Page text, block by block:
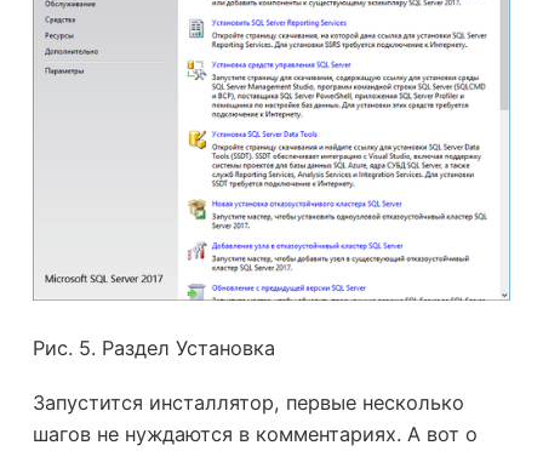
Рис. 5. Раздел Установка
Запустится инсталлятор, первые несколько
шагов не нуждаются в комментариях. А вот о